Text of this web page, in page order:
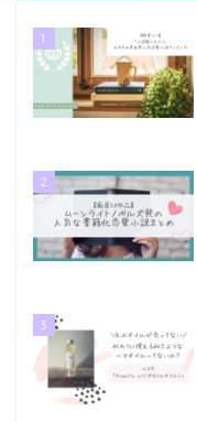
1
2
3